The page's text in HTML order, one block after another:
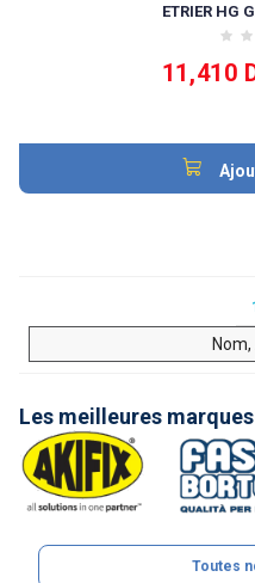
ETRIER HG
11,410
Les meilleures
Toutes